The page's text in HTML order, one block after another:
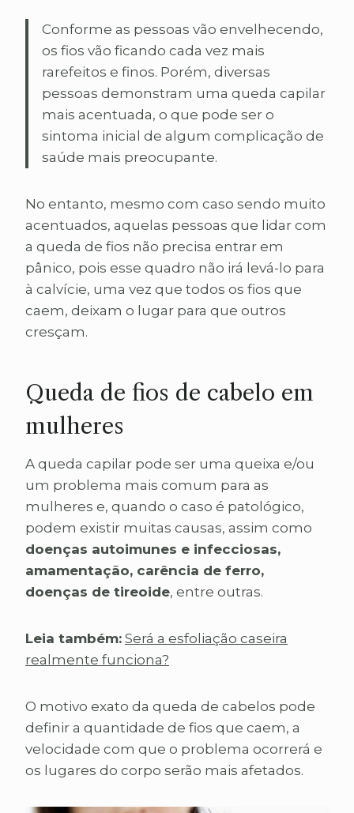
Conforme as pessoas vão envelhecendo,
os fios vão ficando cada vez mais
rarefeitos e finos. Porém, diversas
pessoas demonstram uma queda capilar
mais acentuada, o que pode ser o
sintoma inicial de algum complicação de
saúde mais preocupante.
No entanto, mesmo com caso sendo muito
acentuados, aquelas pessoas que lidar com
a queda de fios não precisa entrar em
pânico, pois esse quadro não irá levá-lo para
à calvície, uma vez que todos os fios que
caem, deixam o lugar para que outros
cresçam.
Queda de fios de cabelo em
mulheres
A queda capilar pode ser uma queixa e/ou
um problema mais comum para as
mulheres e, quando o caso é patológico,
podem existir muitas causas, assim como
doenças autoimunes e infecciosas,
amamentação, carência de ferro,
doenças de tireoide, entre outras.
Leia também: Será a esfoliação caseira
realmente funciona?
O motivo exato da queda de cabelos pode
definir a quantidade de fios que caem, a
velocidade com que o problema ocorrerá e
os lugares do corpo serão mais afetados.